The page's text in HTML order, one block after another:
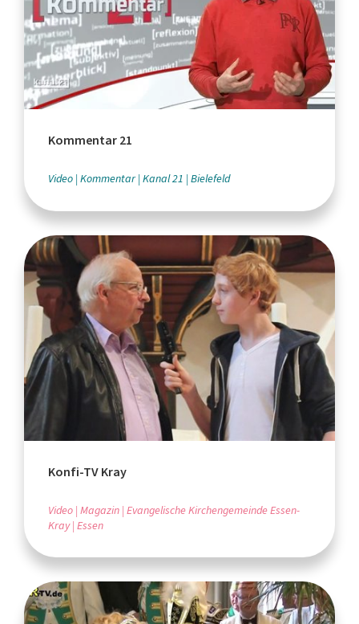
Kommentar 21
Video Kommentar Kanal 21 Bielefeld
Konfi-TV Kray
Video Magazin Evangelische Kirchengemeinde Essen-
Kray Essen